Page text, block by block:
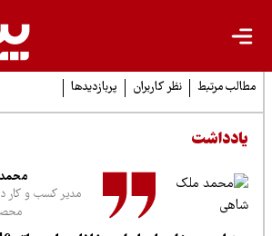
مرتبط نظر کاربران پربازدیدها
محمد
مدیر کسب و کار در
محصولات